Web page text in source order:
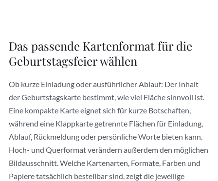
Das passende Kartenformat für die
Geburtstagsfeier wählen
Ob kurze Einladung oder ausführlicher Ablauf: Der Inhalt
der Geburtstagskarte bestimmt, wie viel Fläche sinnvoll ist.
Eine kompakte Karte eignet sich für kurze Botschaften,
während eine Klappkarte getrennte Flächen für Einladung,
Ablauf, Rückmeldung oder persönliche Worte bieten kann.
Hoch- und Querformat verändern außerdem den möglichen
Bildausschnitt. Welche Kartenarten, Formate, Farben und
Papiere tatsächlich bestellbar sind, zeigt die jeweilige